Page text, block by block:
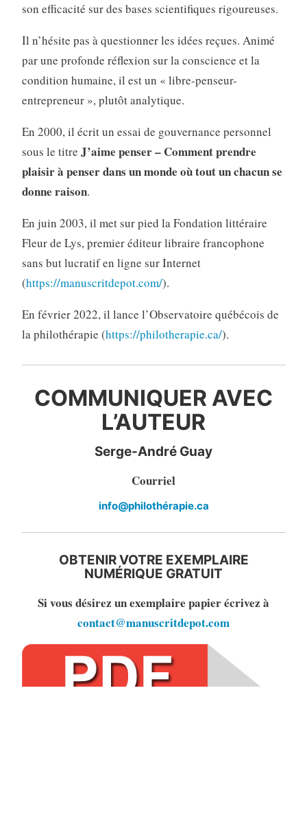
son efficacité sur des bases scientifiques rigoureuses.
Il n’hésite pas à questionner les idées reçues. Animé
par une profonde réflexion sur la conscience et la
condition humaine, il est un « libre-penseur-
entrepreneur », plutôt analytique.
En 2000, il écrit un essai de gouvernance personnel
sous le titre J’aime penser – Comment prendre
plaisir à penser dans un monde où tout un chacun se
donne raison.
En juin 2003, il met sur pied la Fondation littéraire
Fleur de Lys, premier éditeur libraire francophone
sans but lucratif en ligne sur Internet
(https://manuscritdepot.com/).
En février 2022, il lance l’Observatoire québécois de
la philothérapie (https://philotherapie.ca/).
COMMUNIQUER AVEC
L’AUTEUR
Serge-André Guay
Courriel
info@philothérapie.ca
OBTENIR VOTRE EXEMPLAIRE
NUMÉRIQUE GRATUIT
Si vous désirez un exemplaire papier écrivez à
contact@manuscritdepot.com